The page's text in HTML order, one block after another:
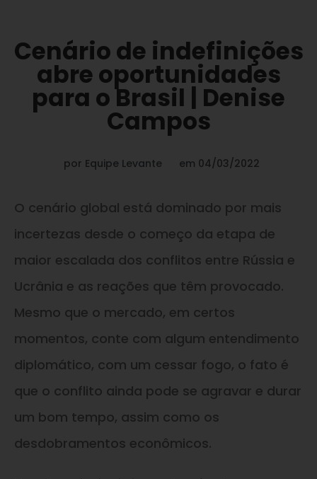
Cenário de indefinições
abre oportunidades
para o Brasil | Denise
Campos
por Equipe Levante em 04/03/2022
O cenário global está dominado por mais
incertezas desde o começo da etapa de
maior escalada dos conflitos entre Rússia e
Ucrânia e as reações que têm provocado.
Mesmo que o mercado, em certos
momentos, conte com algum entendimento
diplomático, com um cessar fogo, o fato é
que o conflito ainda pode se agravar e durar
um bom tempo, assim como os
desdobramentos econômicos.